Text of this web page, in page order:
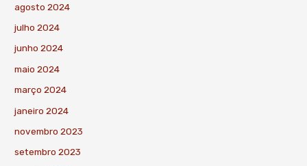
agosto 2024
julho 2024
junho 2024
maio 2024
março 2024
janeiro 2024
novembro 2023
setembro 2023